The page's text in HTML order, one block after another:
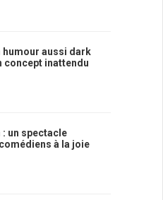
humour aussi dark
concept inattendu
: un spectacle
à la joie